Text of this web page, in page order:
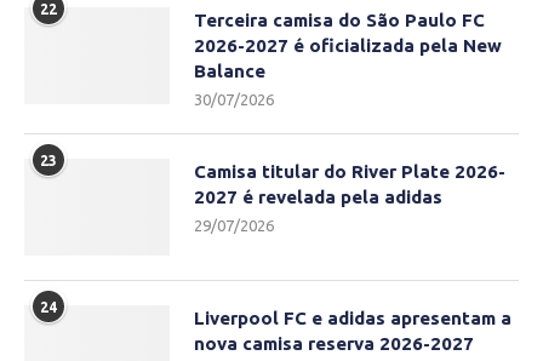
22
Terceira camisa do São Paulo FC
2026-2027 é oficializada pela New
Balance
30/07/2026
23
Camisa titular do River Plate 2026-
2027 é revelada pela adidas
29/07/2026
24
Liverpool FC e adidas apresentam a
nova camisa reserva 2026-2027